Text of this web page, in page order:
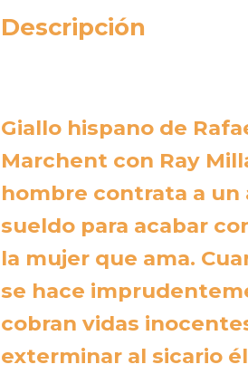
Descripción
Giallo hispano de
Marchent con Ray
hombre contrata a un
sueldo para acabar
la mujer que ama.
se hace
cobran vidas
exterminar al sicario